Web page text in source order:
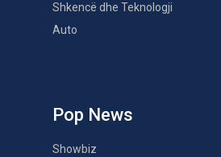
Shkencë dhe Teknologji
Auto
Pop News
Showbiz